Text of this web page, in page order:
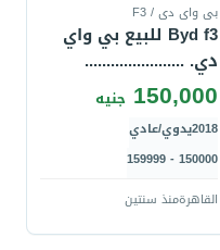
بى واى دى / F3
Byd f3 للبيع بي واي
دي. .......................
150,000 جنيه
2018يدوي/عادي
150000 - 159999
القاهرةمنذ سنتين